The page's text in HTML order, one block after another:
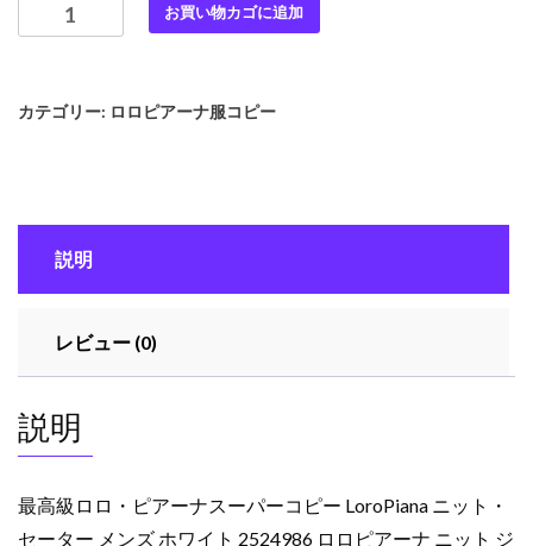
高
ロ・
ー
コ
ー
LoroPiana
ッ
お買い物カゴに追加
カテゴリー: ロロピアーナ服コピー
説明
レビュー (0)
説明
最高級ロロ・ピアーナスーパーコピー LoroPiana ニット・
セーター メンズ ホワイト 2524986 ロロピアーナ ニット ジ